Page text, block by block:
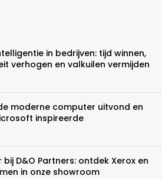
in bedrijven: tijd winnen,
verhogen en valkuilen vermijden
moderne computer uitvond en
inspireerde
bij D&O Partners: ontdek Xerox en
in onze showroom